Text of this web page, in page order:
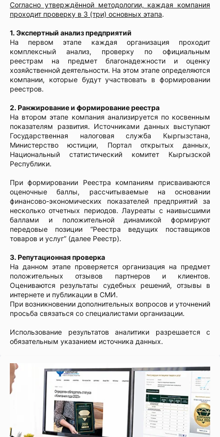
Согласно утверждённой методологии, каждая компания
проходит проверку в 3 (три) основных этапа.
1. Экспертный анализ предприятий
На первом этапе каждая организация проходит
комплексный анализ, проверку по официальным
реестрам на предмет благонадежности и оценку
хозяйственной деятельности. На этом этапе определяются
компании, которые будут участвовать в формировании
реестров.
2. Ранжирование и формирование реестра
На втором этапе компания анализируется по косвенным
показателям развития. Источниками данных выступают
Государственная налоговая служба Кыргызстана,
Министерство юстиции, Портал открытых данных,
Национальный статистический комитет Кыргызской
Республики.
При формировании Реестра компаниям присваиваются
оценочные баллы, рассчитываемые на основании
финансово-экономических показателей предприятий за
несколько отчетных периодов. Лауреаты с наивысшими
баллами и положительной динамикой формируют
передовые позиции “Реестра ведущих поставщиков
товаров и услуг” (далее Реестр).
3. Репутационная проверка
На данном этапе проверяется организация на предмет
положительных отзывов партнеров и клиентов.
Оцениваются результаты судебных решений, отзывы в
интернете и публикации в СМИ.
При возникновении дополнительных вопросов и уточнений
просьба связаться со специалистами организации.
Использование результатов аналитики разрешается с
обязательным указанием источника данных.